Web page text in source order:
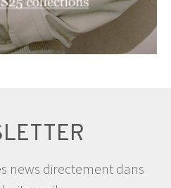
news directement dans